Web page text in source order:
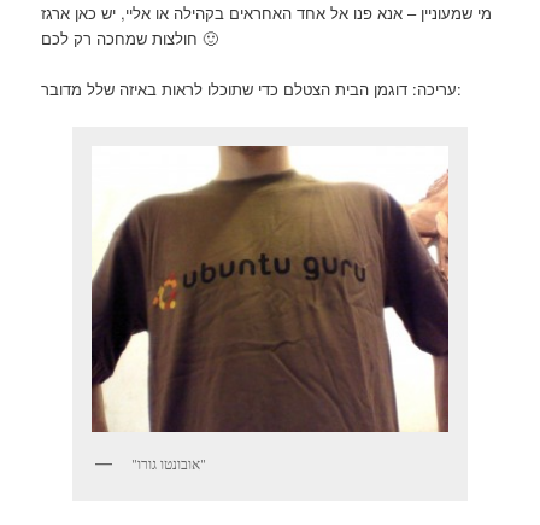
מי שמעוניין – אנא פנו אל אחד האחראים בקהילה או אליי, יש כאן ארגז
חולצות שמחכה רק לכם 🙂
עריכה: דוגמן הבית הצטלם כדי שתוכלו לראות באיזה שלל מדובר:
"אובונטו גורו"